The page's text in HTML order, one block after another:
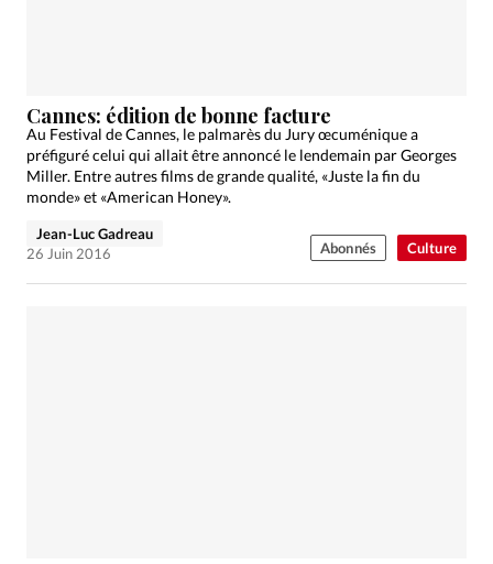
Culture
Cannes: édition de bonne facture
Au Festival de Cannes, le palmarès du Jury œcuménique a
préfiguré celui qui allait être annoncé le lendemain par Georges
Miller. Entre autres films de grande qualité, «Juste la fin du
monde» et «American Honey».
Jean-Luc Gadreau
26 Juin 2016
Abonnés